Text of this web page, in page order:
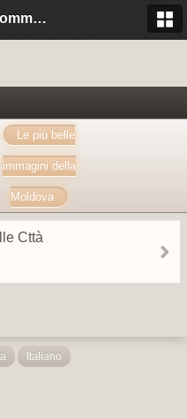
Moldova Community Italia
Le più belle
immagini della
Moldova
Cttà
Italiano